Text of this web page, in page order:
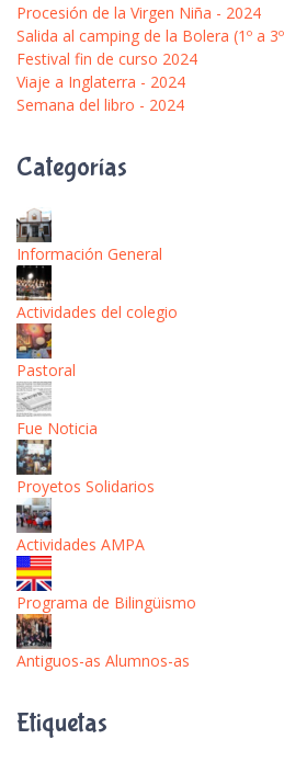
Procesión de la Virgen Niña - 2024
Salida al camping de la Bolera (1º a
Festival fin de curso 2024
Viaje a Inglaterra - 2024
Semana del libro - 2024
Categorías
Información General
Actividades del colegio
Pastoral
Fue Noticia
Proyetos Solidarios
Actividades AMPA
Programa de Bilingüismo
Antiguos-as Alumnos-as
Etiquetas